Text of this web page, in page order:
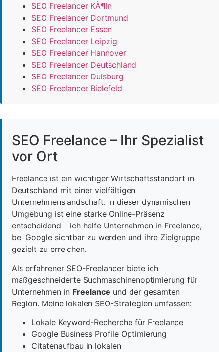
SEO Freelancer KÃ¶ln
SEO Freelancer Dortmund
SEO Freelancer Essen
SEO Freelancer Leipzig
SEO Freelancer Hannover
SEO Freelancer Deutschland
SEO Freelancer Duisburg
SEO Freelancer Bielefeld
SEO Freelance – Ihr Spezialist
vor Ort
Freelance ist ein wichtiger Wirtschaftsstandort in
Deutschland mit einer vielfältigen
Unternehmenslandschaft. In dieser dynamischen
Umgebung ist eine starke Online-Präsenz
entscheidend – ich helfe Unternehmen in Freelance,
bei Google sichtbar zu werden und ihre Zielgruppe
gezielt zu erreichen.
Als erfahrener SEO-Freelancer biete ich
maßgeschneiderte Suchmaschinenoptimierung für
Unternehmen in Freelance und der gesamten
Region. Meine lokalen SEO-Strategien umfassen:
Lokale Keyword-Recherche für Freelance
Google Business Profile Optimierung
Citatenaufbau in lokalen